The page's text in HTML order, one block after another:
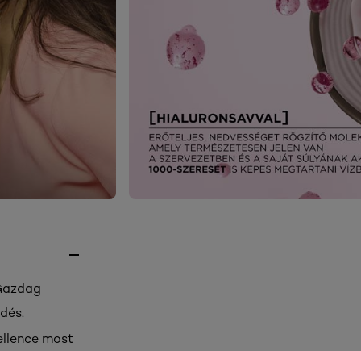
most